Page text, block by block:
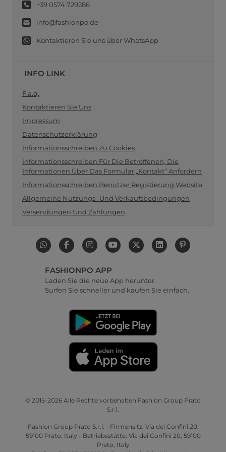
+39 0574 729286
info@fashionpo.de
Kontaktieren Sie uns über WhatsApp
INFO LINK
F.a.q.
Kontaktieren Sie Uns
Impressum
Datenschutzerklärung
Informationsschreiben Zu Cookies
Informationsschreiben Für Die Betroffenen, Die
Informationen Über Das Formular „Kontakt“ Anfordern
Informationsschreiben Benutzer Registierung Website
Allgemeine Nutzungs- Und Verkaufsbedingungen
Versendungen Und Zahlungen
FASHIONPO APP
Laden Sie die neue App herunter.
Surfen Sie schneller und kaufen Sie einfach.
© 2015-2026 Alle Rechte vorbehalten Fashion Group Prato
S.r.l.
Fashion Group Prato S.r.l. - Firmensitz: Via dei Confini 20,
59100 Prato, Italy - Betriebsstätte: Via dei Confini 20, 59100
Prato, Italy